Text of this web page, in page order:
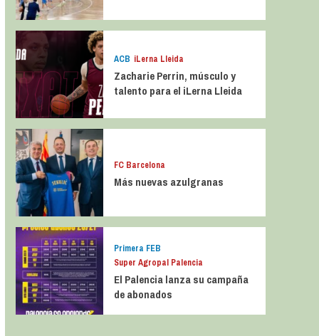
ACB iLerna Lleida
Zacharie Perrin, músculo y
talento para el iLerna Lleida
FC Barcelona
Más nuevas azulgranas
Primera FEB
Super Agropal Palencia
El Palencia lanza su campaña
de abonados